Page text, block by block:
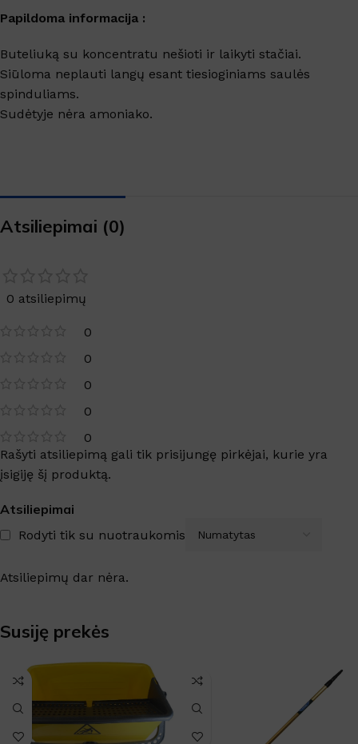
Papildoma informacija :
Buteliuką su koncentratu nešioti ir laikyti stačiai.
Siūloma neplauti langų esant tiesioginiams saulės
spinduliams.
Sudėtyje nėra amoniako.
Atsiliepimai (0)
0 atsiliepimų
0
0
0
0
0
Atsiliepimai
Rodyti tik su nuotraukomis
Atsiliepimų dar nėra.
Rašyti atsiliepimą gali tik prisijungę pirkėjai, kurie yra
įsigiję šį produktą.
Susiję prekės